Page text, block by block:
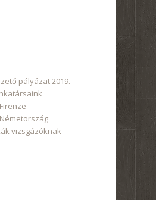
pályázat 2019.
vizsgázóknak